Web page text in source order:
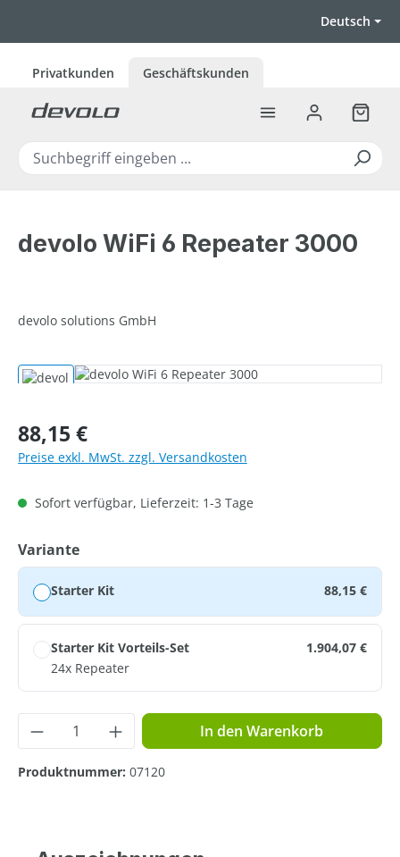
Deutsch
Privatkunden Geschäftskunden
devolo WiFi 6 Repeater 3000
devolo solutions GmbH
Bildergalerie überspringen
Regulärer Preis:
88,15 €
Preise exkl. MwSt. zzgl. Versandkosten
Sofort verfügbar, Lieferzeit: 1-3 Tage
Varianteauswählen
Starter Kit 88,15 €
Starter Kit Vorteils-Set
24x Repeater
1.904,07 €
Produkt Anzahl: Gib den gewünschten
In den Warenkorb
Produktnummer: 07120